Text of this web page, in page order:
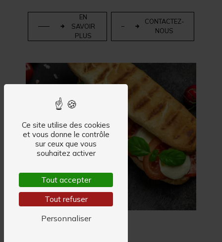
EN
SAVOIR
PLUS
CONTACTEZ-
NOUS
Ce site utilise des cookies
et vous donne le contrôle
sur ceux que vous
souhaitez activer
Tout accepter
Tout refuser
Personnaliser